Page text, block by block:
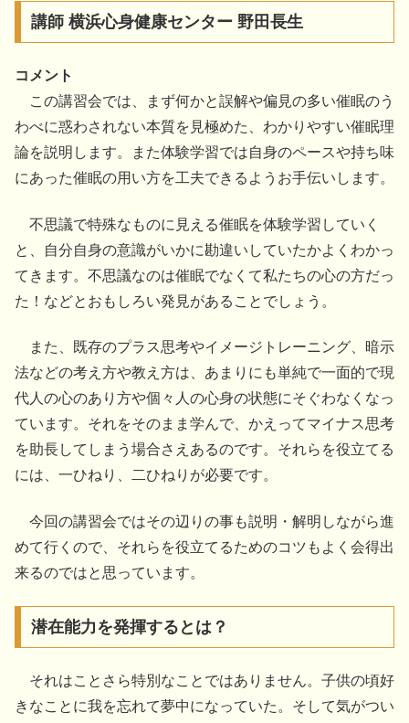
講師 横浜心身健康センター 野田長生
コメント
この講習会では、まず何かと誤解や偏見の多い催眠のう
わべに惑わされない本質を見極めた、わかりやすい催眠理
論を説明します。また体験学習では自身のペースや持ち味
にあった催眠の用い方を工夫できるようお手伝いします。
不思議で特殊なものに見える催眠を体験学習していく
と、自分自身の意識がいかに勘違いしていたかよくわかっ
てきます。不思議なのは催眠でなくて私たちの心の方だっ
た！などとおもしろい発見があることでしょう。
また、既存のプラス思考やイメージトレーニング、暗示
法などの考え方や教え方は、あまりにも単純で一面的で現
代人の心のあり方や個々人の心身の状態にそぐわなくなっ
ています。それをそのまま学んで、かえってマイナス思考
を助長してしまう場合さえあるのです。それらを役立てる
には、一ひねり、二ひねりが必要です。
今回の講習会ではその辺りの事も説明・解明しながら進
めて行くので、それらを役立てるためのコツもよく会得出
来るのではと思っています。
潜在能力を発揮するとは？
それはことさら特別なことではありません。子供の頃好
きなことに我を忘れて夢中になっていた。そして気がつい